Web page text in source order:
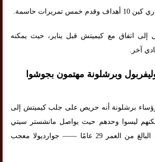
تمريرات حاسمة.
إلى اتفاق مع كيميتش قبل يناير، حيث يمكنه
آخر.
وبرشلونة مهتمون بجوشوا
برشلونة أنه حريص على جلب كيميتش إلى
لكنهم ليسوا وحدهم حيث يواصل مانشستر سيتي
إبداء اهتمامه باللاعب البالغ من العمر 29 عامًا —— جوارديولا معجب